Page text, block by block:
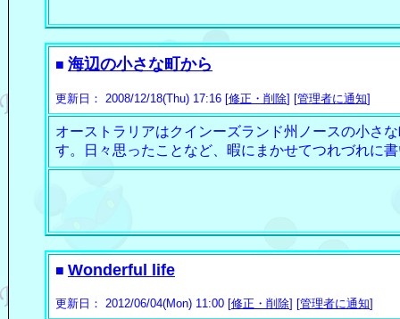
■ 海辺の小さな町から
更新日： 2008/12/18(Thu) 17:16 [修正・削除] [管理者に通知]
オーストラリアはクインーズランド州ノースの小さ
す。日々思ったことなど、暇にまかせてつれづれに
■ Wonderful life
更新日： 2012/06/04(Mon) 11:00 [修正・削除] [管理者に通知]